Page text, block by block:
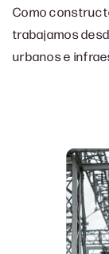
Como
trabajamos
urbanos e